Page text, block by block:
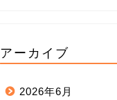
アーカイブ
2026年6月